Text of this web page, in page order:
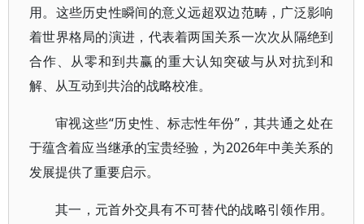
用。这些历史性瞬间的意义远超双边范畴，广泛影响
着世界格局的演进，代表着两国关系一次次从隔绝到
合作、从零和到共赢的重大认知突破与从对抗到和
解、从互动到共治的战略校准。
审视这些“历史性、标志性年份”，其共通之处在
于蕴含着应当继承的宝贵经验，为2026年中美关系的
发展提供了重要启示。
其一，元首外交具有不可替代的战略引领作用。